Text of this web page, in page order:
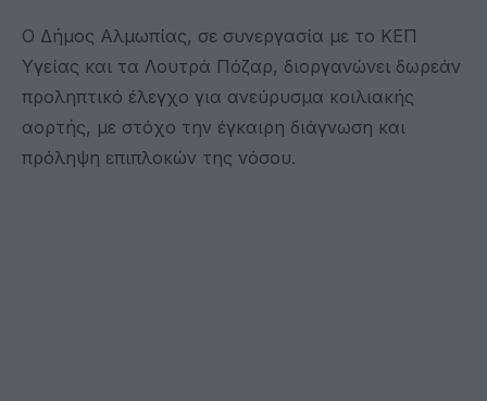
Ο Δήμος Αλμωπίας, σε συνεργασία με το ΚΕΠ
Υγείας και τα Λουτρά Πόζαρ, διοργανώνει δωρεάν
προληπτικό έλεγχο για ανεύρυσμα κοιλιακής
αορτής, με στόχο την έγκαιρη διάγνωση και
πρόληψη επιπλοκών της νόσου.